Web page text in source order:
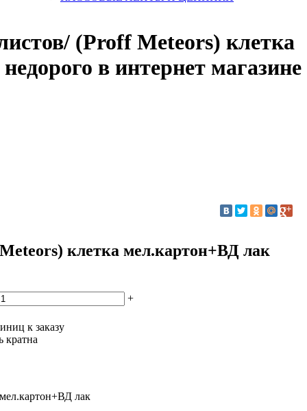
(Proff Meteors) клетка
в интернет магазине
клетка мел.картон+ВД лак
+
к заказу
кратна
лак